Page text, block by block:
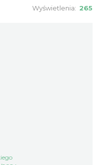
w
na Zamku
Wyświetlenia: 265